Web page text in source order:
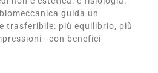
guida un
trasferibile: più equilibrio, più
benefici